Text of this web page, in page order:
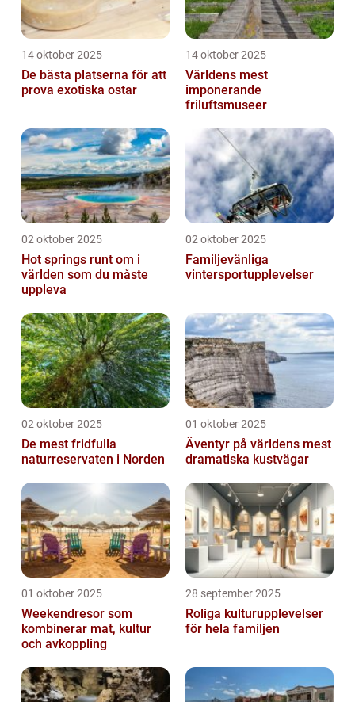
14 oktober 2025
De bästa platserna för att
prova exotiska ostar
14 oktober 2025
Världens mest
imponerande
friluftsmuseer
02 oktober 2025
Hot springs runt om i
världen som du måste
uppleva
02 oktober 2025
Familjevänliga
vintersportupplevelser
02 oktober 2025
De mest fridfulla
naturreservaten i Norden
01 oktober 2025
Äventyr på världens mest
dramatiska kustvägar
01 oktober 2025
Weekendresor som
kombinerar mat, kultur
och avkoppling
28 september 2025
Roliga kulturupplevelser
för hela familjen